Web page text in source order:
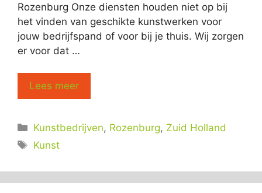
Rozenburg Onze diensten houden niet op bij
het vinden van geschikte kunstwerken voor
jouw bedrijfspand of voor bij je thuis. Wij zorgen
er voor dat …
Lees meer
Categorieën
Kunstbedrijven, Rozenburg, Zuid Holland
Tags
Kunst